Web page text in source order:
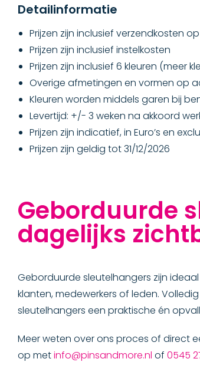
Detailinformatie
Prijzen zijn inclusief verzendkosten
Prijzen zijn inclusief instelkosten
Prijzen zijn inclusief 6 kleuren (meer
Overige afmetingen en vormen op
Kleuren worden middels garen bij
Levertijd: +/- 3 weken na akkoord
Prijzen zijn indicatief, in Euro’s en
Prijzen zijn geldig tot 31/12/2026
Geborduurde
dagelijks
Geborduurde sleutelhangers zijn
klanten, medewerkers of leden.
sleutelhangers een praktische én
Meer weten over ons proces of direct
op metinfo@pinsandmore.nl of 0545